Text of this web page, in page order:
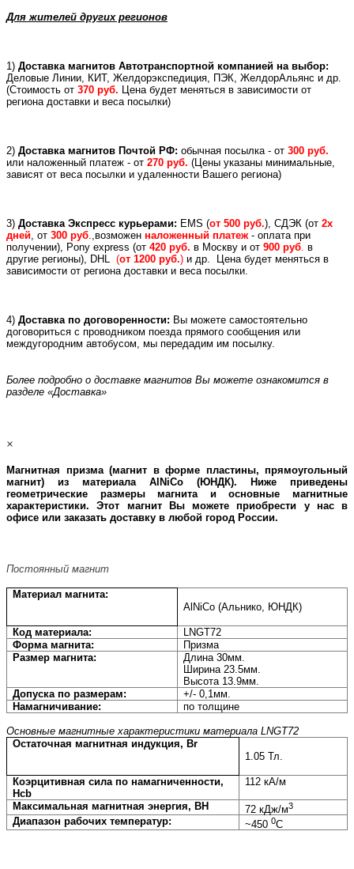
Для жителей других регионов
1) Доставка магнитов Автотранспортной компанией на выбор:
Деловые Линии, КИТ, Желдорэкспедиция, ПЭК, ЖелдорАльянс и др.
(Стоимость от 370 руб. Цена будет меняться в зависимости от
региона доставки и веса посылки)
2) Доставка магнитов Почтой РФ: обычная посылка - от 300 руб.
или наложенный платеж - от 270 руб. (Цены указаны минимальные,
зависят от веса посылки и удаленности Вашего региона)
3) Доставка Экспресс курьерами: EMS (от 500 руб.), СДЭК (от 2х
дней, от 300 руб.,возможен наложенный платеж- оплата при
получении), Pony express (от 420 руб. в Москву и от 900 руб. в
другие регионы), DHL (от 1200 руб.) и др.
Цена будет меняться в
зависимости от региона доставки и веса посылки.
4) Доставка по договоренности: Вы можете самостоятельно
договориться с проводником поезда прямого сообщения или
междугородним автобусом, мы передадим им посылку.
Более подробно о доставке магнитов Вы можете ознакомится в
разделе «Доставка»
×
Магнитная призма (магнит в форме плаcтины, прямоугольный
магнит) из материала AlNiCo (ЮНДК). Ниже приведены
геометрические размеры магнита и основные магнитные
характеристики. Этот магнит Вы можете приобрести у нас в
офисе или заказать доставку в любой город России.
Постоянный магнит
Материал магнита:
AlNiCo (Альнико, ЮНДК)
Код материала:
LNGT72
Форма магнита:
Призма
Размер магнита:
Длина 30мм.
Ширина 23.5мм.
Высота 13.9мм.
Допуска по размерам:
+/- 0,1мм.
Намагничивание:
по толщине
Основные магнитные характеристики материала LNGT72
Остаточная магнитная индукция, Br
1.05Тл.
Коэрцитивная сила по намагниченности,
Hcb
112 кА/м
Максимальная магнитная энергия, BH 72 кДж/м3
Диапазон рабочих температур: ~4500С